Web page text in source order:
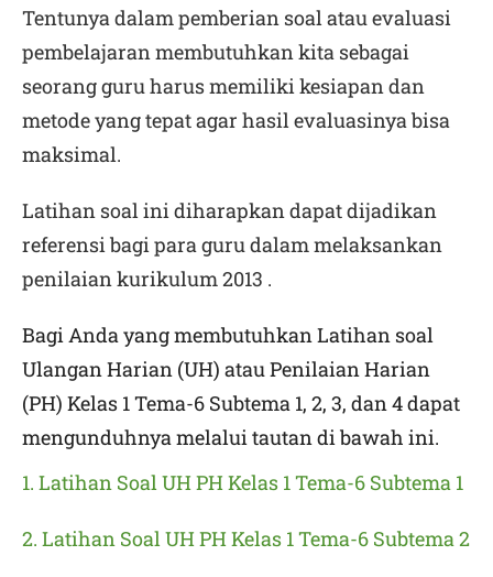
Tentunya dalam pemberian soal atau evaluasi
pembelajaran membutuhkan kita sebagai
seorang guru harus memiliki kesiapan dan
metode yang tepat agar hasil evaluasinya bisa
maksimal.
Latihan soal ini diharapkan dapat dijadikan
referensi bagi para guru dalam melaksankan
penilaian kurikulum 2013 .
Bagi Anda yang membutuhkan Latihan soal
Ulangan Harian (UH) atau Penilaian Harian
(PH) Kelas 1 Tema-6 Subtema 1, 2, 3, dan 4 dapat
mengunduhnya melalui tautan di bawah ini.
1. Latihan Soal UH PH Kelas 1 Tema-6 Subtema 1
2. Latihan Soal UH PH Kelas 1 Tema-6 Subtema 2